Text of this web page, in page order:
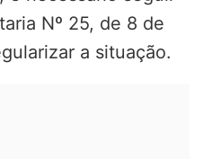
Nº 25, de 8 de
a situação.